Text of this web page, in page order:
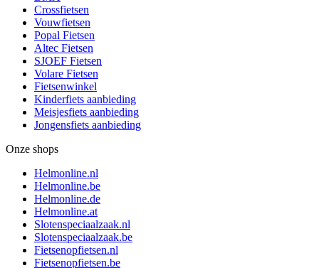
Crossfietsen
Vouwfietsen
Popal Fietsen
Altec Fietsen
SJOEF Fietsen
Volare Fietsen
Fietsenwinkel
Kinderfiets aanbieding
Meisjesfiets aanbieding
Jongensfiets aanbieding
Onze shops
Helmonline.nl
Helmonline.be
Helmonline.de
Helmonline.at
Slotenspeciaalzaak.nl
Slotenspeciaalzaak.be
Fietsenopfietsen.nl
Fietsenopfietsen.be